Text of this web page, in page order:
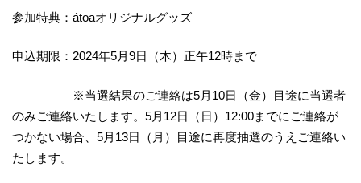
参加特典：átoaオリジナルグッズ
申込期限：2024年5月9日（木）正午12時まで
※当選結果のご連絡は5月10日（金）目途に当選者
のみご連絡いたします。5月12日（日）12:00までにご連絡が
つかない場合、5月13日（月）目途に再度抽選のうえご連絡い
たします。